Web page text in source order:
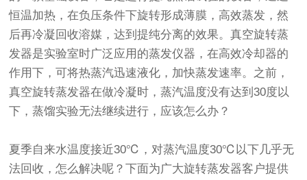
恒温加热，在负压条件下旋转形成薄膜，高效蒸发，然
后再冷凝回收溶媒，达到提纯分离的效果。真空旋转蒸
发器是实验室时广泛应用的蒸发仪器，在高效冷却器的
作用下，可将热蒸汽迅速液化，加快蒸发速率。之前，
真空旋转蒸发器在做冷凝时，蒸汽温度没有达到30度以
下，蒸馏实验无法继续进行，应该怎么办？
夏季自来水温度接近30℃，对蒸汽温度30℃以下几乎无
法回收，怎么解决呢？下面为广大旋转蒸发器客户提供